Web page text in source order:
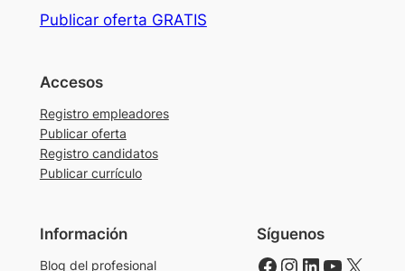
Publicar oferta GRATIS
Accesos
Registro empleadores
Publicar oferta
Registro candidatos
Publicar currículo
Información
Blog del profesional
Síguenos
Facebook Instagram LinkedIn YouTube X